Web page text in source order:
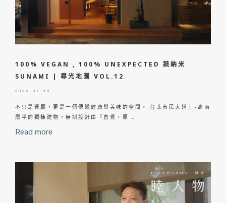
100% VEGAN , 100% UNEXPECTED 蔬納米
SUNAMI | 尋光地圖 VOL.12
2025-07-10
不只是餐廳，更是一個傳遞健康與美味的空間。 台北市民大道上-高兩
層半的獨棟建物，無制設計由『直覺、原 …
Read more